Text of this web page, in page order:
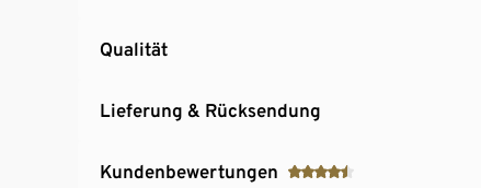
Qualität
Lieferung & Rücksendung
Kundenbewertungen